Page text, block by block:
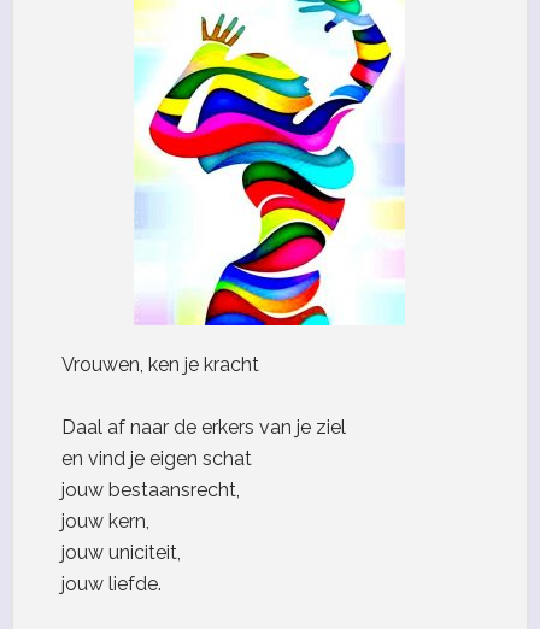
Vrouwen, ken je kracht
Daal af naar de erkers van je ziel
en vind je eigen schat
jouw bestaansrecht,
jouw kern,
jouw uniciteit,
jouw liefde.